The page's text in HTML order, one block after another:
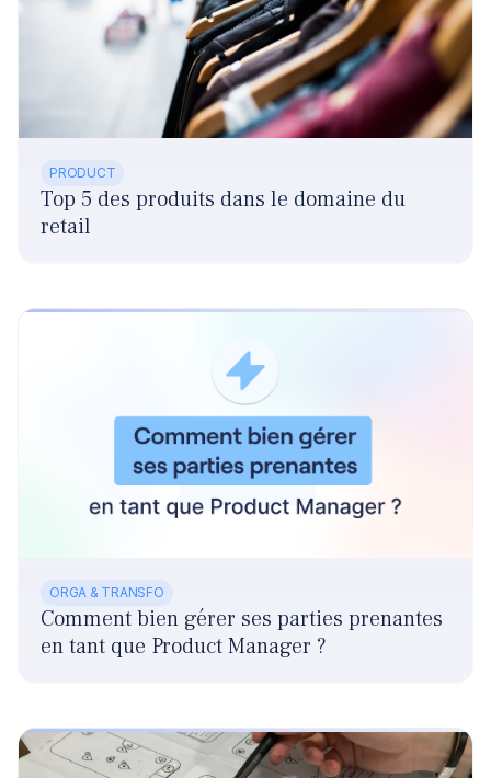
PRODUCT
Top 5 des produits dans le domaine du
retail
ORGA & TRANSFO
Comment bien gérer ses parties prenantes
en tant que Product Manager ?